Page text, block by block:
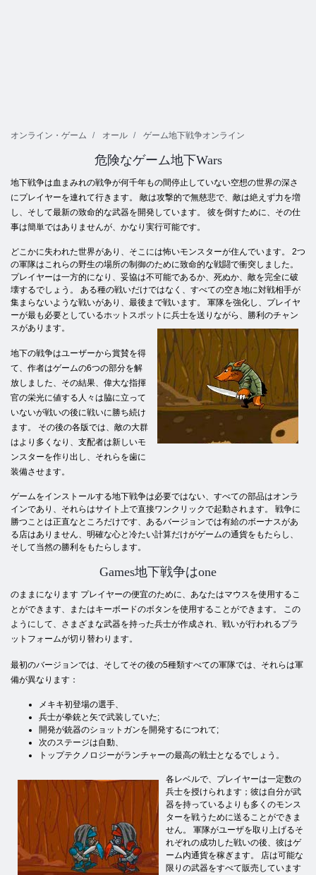
オンライン・ゲーム オール ゲーム地下戦争オンライン
危険なゲーム地下Wars
地下戦争は血まみれの戦争が何千年もの間停止していない空想の世界の深さ
にプレイヤーを連れて行きます。 敵は攻撃的で無慈悲で、敵は絶えず力を増
し、そして最新の致命的な武器を開発しています。 彼を倒すために、その仕
事は簡単ではありませんが、かなり実行可能です。
どこかに失われた世界があり、そこには怖いモンスターが住んでいます。 2つ
の軍隊はこれらの野生の場所の制御のために致命的な戦闘で衝突しました。
プレイヤーは一方的になり、妥協は不可能であるか、死ぬか、敵を完全に破
壊するでしょう。 ある種の戦いだけではなく、すべての空き地に対戦相手が
集まらないような戦いがあり、最後まで戦います。 軍隊を強化し、プレイヤ
ーが最も必要としているホットスポットに兵士を送りながら、勝利のチャン
スがあります。
地下の戦争はユーザーから賞賛を得
て、作者はゲームの6つの部分を解
放しました、その結果、偉大な指揮
官の栄光に値する人々は脇に立って
いないが戦いの後に戦いに勝ち続け
ます。 その後の各版では、敵の大群
はより多くなり、支配者は新しいモ
ンスターを作り出し、それらを歯に
装備させます。
ゲームをインストールする地下戦争は必要ではない、すべての部品はオンラ
インであり、それらはサイト上で直接ワンクリックで起動されます。 戦争に
勝つことは正直なところだけです、あるバージョンでは有給のボーナスがあ
る店はありません、明確な心と冷たい計算だけがゲームの通貨をもたらし、
そして当然の勝利をもたらします。
Games地下戦争はone
のままになります プレイヤーの便宜のために、あなたはマウスを使用するこ
とができます、またはキーボードのボタンを使用することができます。 この
ようにして、さまざまな武器を持った兵士が作成され、戦いが行われるプラ
ットフォームが切り替わります。
最初のバージョンでは、そしてその後の5種類すべての軍隊では、それらは軍
備が異なります：
メキキ初登場の選手、
兵士が拳銃と矢で武装していた;
開発が銃器のショットガンを開発するにつれて;
次のステージは自動、
トップテクノロジーがランチャーの最高の戦士となるでしょう。
各レベルで、プレイヤーは一定数の
兵士を授けられます；彼は自分が武
器を持っているよりも多くのモンス
ターを戦うために送ることができま
せん。 軍隊がユーザを取り上げるそ
れぞれの成功した戦いの後、彼はゲ
ーム内通貨を稼ぎます。 店は可能な
限りの武器をすべて販売しています